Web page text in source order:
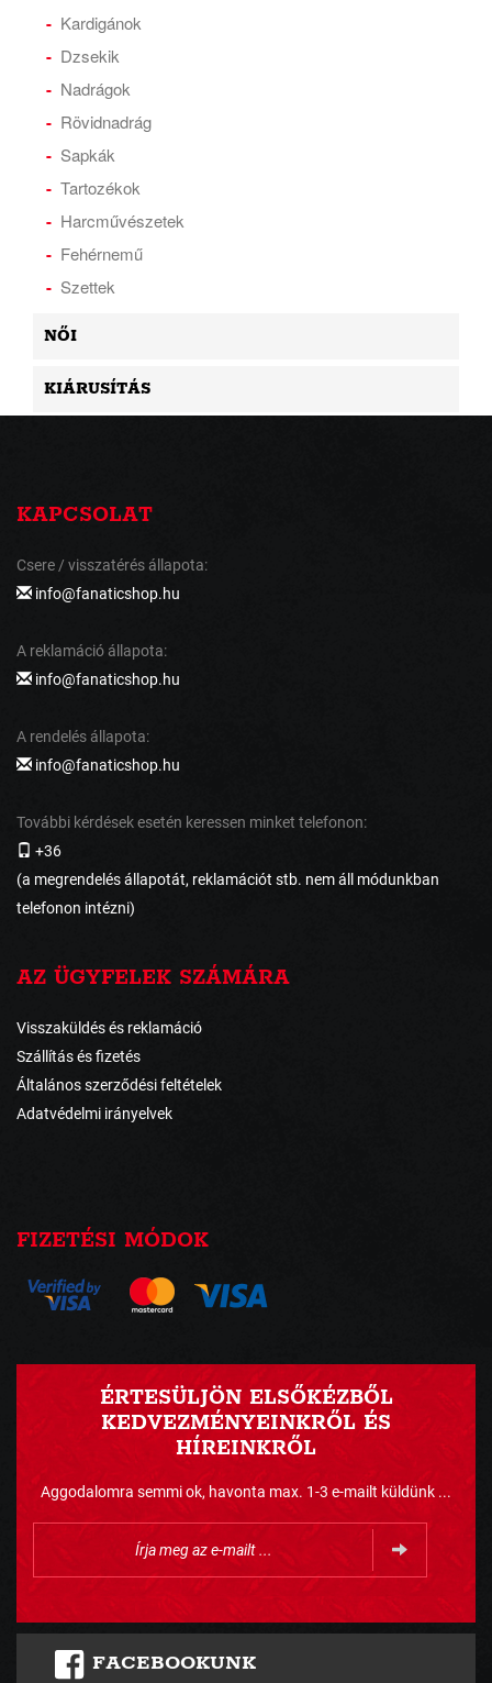
Kardigánok
Dzsekik
Nadrágok
Rövidnadrág
Sapkák
Tartozékok
Harcművészetek
Fehérnemű
Szettek
NŐI
KIÁRUSÍTÁS
KAPCSOLAT
Csere / visszatérés állapota:
info@fanaticshop.hu
A reklamáció állapota:
info@fanaticshop.hu
A rendelés állapota:
info@fanaticshop.hu
További kérdések esetén keressen minket telefonon:
+36
(a megrendelés állapotát, reklamációt stb. nem áll módunkban
telefonon intézni)
AZ ÜGYFELEK SZÁMÁRA
Visszaküldés és reklamáció
Szállítás és fizetés
Általános szerződési feltételek
Adatvédelmi irányelvek
FIZETÉSI MÓDOK
ÉRTESÜLJÖN ELSŐKÉZBŐL
KEDVEZMÉNYEINKRŐL ÉS
HÍREINKRŐL
Aggodalomra semmi ok, havonta max. 1-3 e-mailt küldünk ...
FACEBOOKUNK